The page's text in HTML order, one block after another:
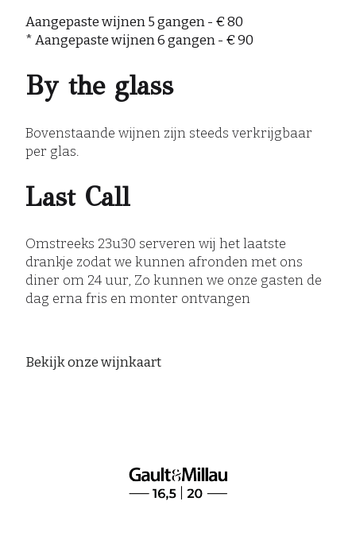
Aangepaste wijnen 5 gangen - € 80
* Aangepaste wijnen 6 gangen - € 90
By the glass
Bovenstaande wijnen zijn steeds verkrijgbaar
per glas.
Last Call
Omstreeks 23u30 serveren wij het laatste
drankje zodat we kunnen afronden met ons
diner om 24 uur, Zo kunnen we onze gasten de
dag erna fris en monter ontvangen
Bekijk onze wijnkaart